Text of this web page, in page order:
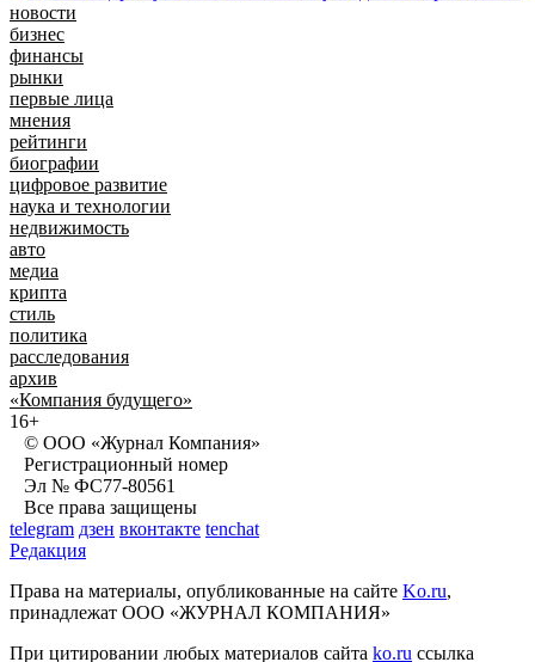
новости
бизнес
финансы
рынки
первые лица
мнения
рейтинги
биографии
цифровое развитие
наука и технологии
недвижимость
авто
медиа
крипта
стиль
политика
расследования
архив
«Компания будущего»
16+
© ООО «Журнал Компания»
Регистрационный номер
Эл № ФС77-80561
Все права защищены
telegram дзен вконтакте tenchat
Редакция
Права на материалы, опубликованные на сайте Ko.ru,
принадлежат ООО «ЖУРНАЛ КОМПАНИЯ»
При цитировании любых материалов сайта ko.ru ссылка